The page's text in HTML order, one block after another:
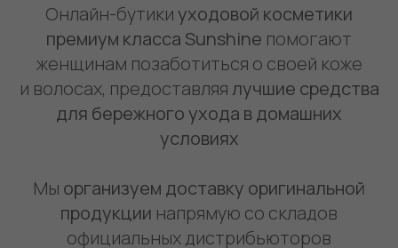
Онлайн-бутикиуходовой косметики
премиум класса Sunshine помогают
женщинам позаботиться о своей коже
и волосах, предоставляя лучшие средства
для бережного ухода в домашних
условиях
Мы организуем доставку оригинальной
продукции напрямую со складов
официальных дистрибьюторов